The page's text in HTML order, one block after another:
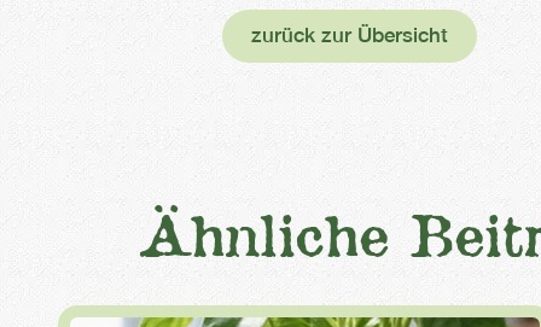
zurück zur Übersicht
Ähnliche